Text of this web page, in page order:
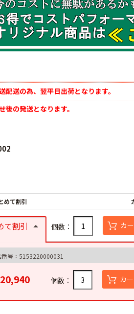
配送の為、翌平日出荷となります。
の発送となります。
めて割引
て割引 個数： カ
番号：5153220000031
個数： カ